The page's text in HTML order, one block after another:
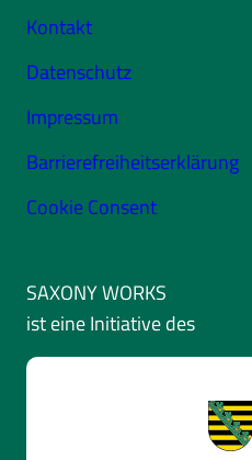
Kontakt
Datenschutz
Impressum
Barrierefreiheitserklärung
Cookie Consent
SAXONY WORKS
ist eine Initiative des